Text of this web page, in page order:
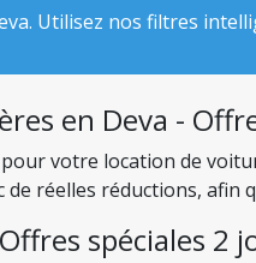
Utilisez nos filtres
en Deva -
votre location de
de réelles réductions,
Offres spéciales 2